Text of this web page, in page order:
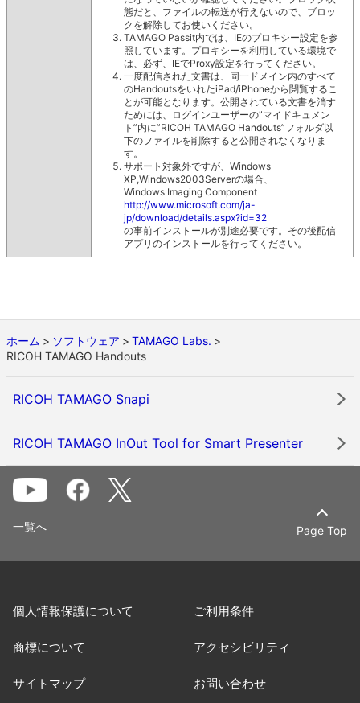
態だと、ファイルの転送が行えないので、ブロッ
クを解除してお使いください。
TAMAGO Passit内では、IEのプロキシー設定を参
照しています。プロキシーを利用している環境で
は、必ず、IEでProxy設定を行ってください。
一度配信された文書は、同一ドメイン内のすべて
のHandoutsをいれたiPad/iPhoneから閲覧するこ
とが可能となります。公開されている文書を消す
ためには、ログインユーザーの”マイドキュメン
ト”内に”RICOH TAMAGO Handouts”フォルダ以
下のファイルを削除すると公開されなくなりま
す。
サポート対象外ですが、Windows
XP,Windows2003Serverの場合、
Windows Imaging Component
http://www.microsoft.com/ja-
jp/download/details.aspx?id=32
の事前インストールが別途必要です。その後配信
アプリのインストールを行ってください。
ホーム ソフトウェア
TAMAGO Labs.
RICOH TAMAGO Handouts
RICOH TAMAGO Snapi
RICOH TAMAGO InOut Tool for Smart Presenter
Page Top
一覧へ
個人情報保護について ご利用条件
商標について アクセシビリティ
サイトマップ お問い合わせ